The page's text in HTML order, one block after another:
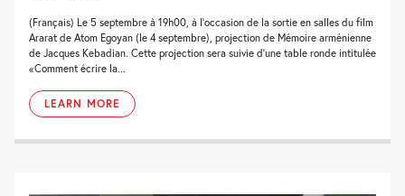
(Français) Le 5 septembre à 19h00, à l'occasion de la sortie en salles du film
Ararat de Atom Egoyan (le 4 septembre), projection de Mémoire arménienne
de Jacques Kebadian. Cette projection sera suivie d'une table ronde intitulée
«Comment écrire la...
LEARN MORE